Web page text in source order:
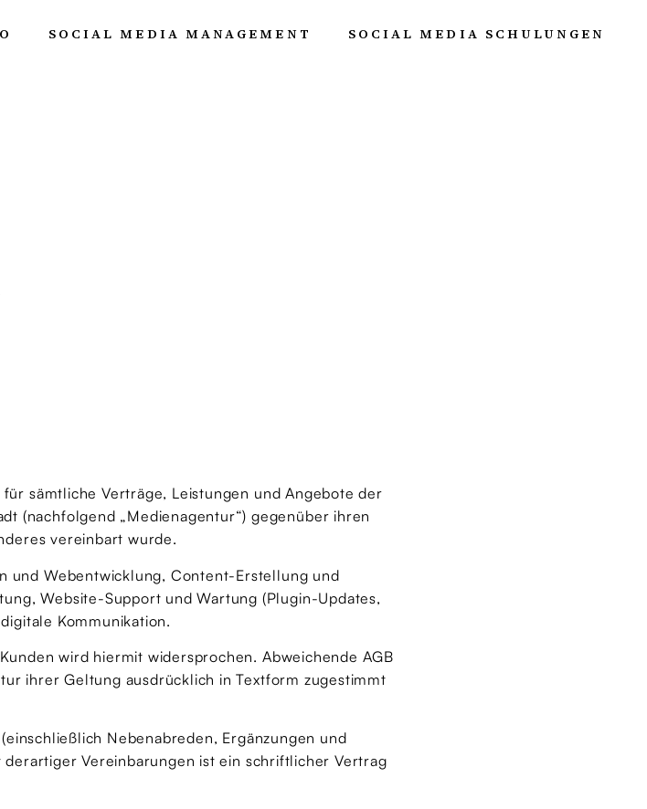
SOCIAL MEDIA MANAGEMENT
SOCIAL MEDIA SCHULUNGEN
sämtliche Verträge, Leistungen und Angebote der
(nachfolgend „Medienagentur“) gegenüber ihren
vereinbart wurde.
und Webentwicklung, Content-Erstellung und
Website-Support und Wartung (Plugin-Updates,
Kommunikation.
wird hiermit widersprochen. Abweichende AGB
ihrer Geltung ausdrücklich in Textform zugestimmt
Nebenabreden, Ergänzungen und
Vereinbarungen ist ein schriftlicher Vertrag